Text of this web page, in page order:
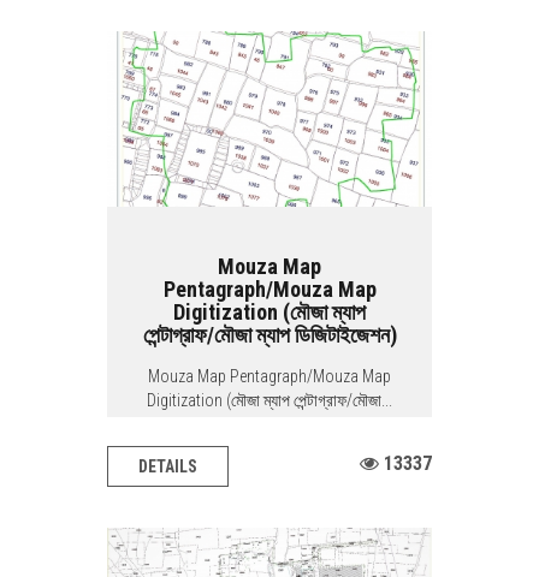
Mouza Map
Pentagraph/Mouza Map
Digitization (মৌজা ম্যাপ
পেন্টাগ্রাফ/মৌজা ম্যাপ ডিজিটাইজেশন)
Mouza Map Pentagraph/Mouza Map
Digitization (মৌজা ম্যাপ পেন্টাগ্রাফ/মৌজা...
DETAILS 13337